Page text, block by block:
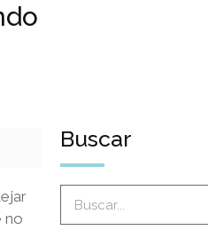
no
Buscar